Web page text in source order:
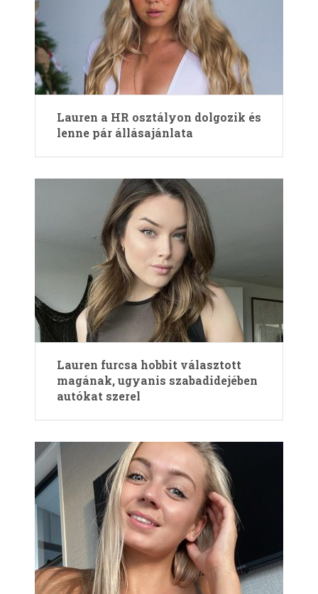
Lauren a HR osztályon dolgozik és
lenne pár állásajánlata
Lauren furcsa hobbit választott
magának, ugyanis szabadidejében
autókat szerel